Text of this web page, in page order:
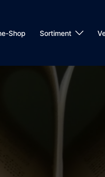
Shop Sortiment